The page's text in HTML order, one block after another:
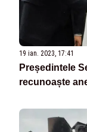
19 ian. 2023, 17:41
Președintele
recunoaște